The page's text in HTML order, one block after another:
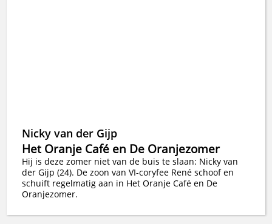
Nicky van der Gijp
Het Oranje Café en De Oranjezomer
Hij is deze zomer niet van de buis te slaan: Nicky van
der Gijp (24). De zoon van VI-coryfee René schoof en
schuift regelmatig aan in Het Oranje Café en De
Oranjezomer.